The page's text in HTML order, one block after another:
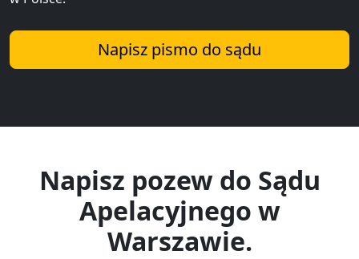
Napisz pismo do sądu
Napisz pozew do Sądu
Apelacyjnego w
Warszawie.